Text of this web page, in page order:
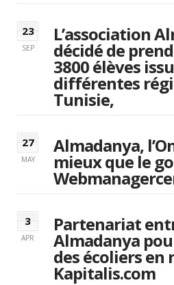
23
SEP
L’association
décidé de
3800 élèves
différentes
Tunisie,
27
MAY
Almadanya,
mieux que le
3
APR
Partenariat
Almadanya
des écoliers
Kapitalis.com